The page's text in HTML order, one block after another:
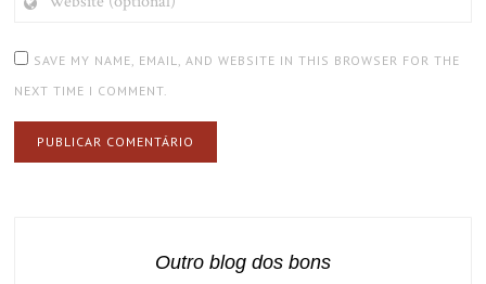
(OPTIONAL)
SAVE MY NAME, EMAIL, AND WEBSITE IN THIS BROWSER FOR THE
NEXT TIME I COMMENT.
Outro blog dos bons